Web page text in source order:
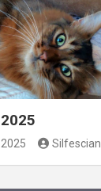
Silfescian